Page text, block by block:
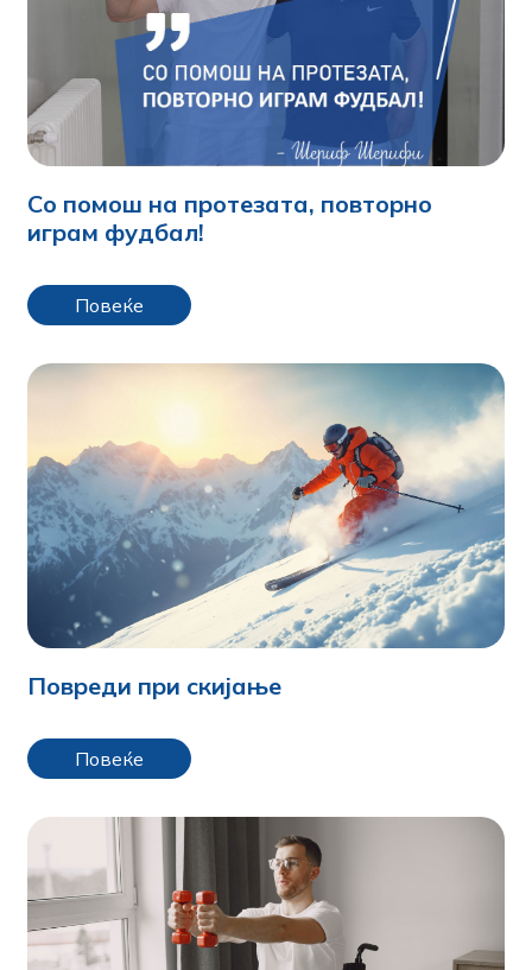
Со помош на протезата, повторно
играм фудбал!
Повеќе
Повреди при скијање
Повеќе